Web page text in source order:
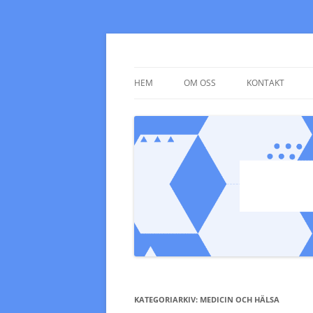
HEM OM OSS KONTAKT
KATEGORIARKIV: MEDICIN OCH HÄLSA